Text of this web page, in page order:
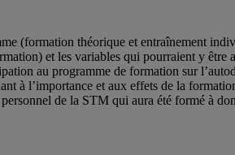
(formation théorique et entraînement
et les variables qui pourraient y être
au programme de formation sur
à l’importance et aux effets de la
de la STM qui aura été formé à